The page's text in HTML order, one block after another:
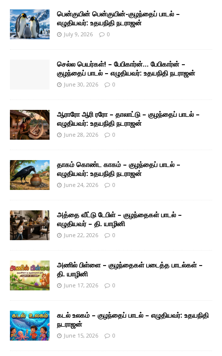
பென்குயின் பென்குயின்-குழந்தைப் பாடல் –
எழுதியவர்: உதயநிதி நடராஜன்
July 9, 2026 0
செல்ல பெயர்கள்! – பேபிகார்ன்… பேபிகார்ன் –
குழந்தைப் பாடல் – எழுதியவர்: உதயநிதி நடராஜன்
June 30, 2026 0
ஆராரோ ஆரி ரரோ – தாலாட்டு – குழந்தைப் பாடல் –
எழுதியவர்: உதயநிதி நடராஜன்
June 28, 2026 0
தாகம் கொண்ட காகம் – குழந்தைப் பாடல் –
எழுதியவர்: உதயநிதி நடராஜன்
June 24, 2026 0
அத்தை வீட்டு டேபிள் – குழந்தைகள் பாடல் –
எழுதியவர் – தி. யாழினி
June 22, 2026 0
அணில் பிள்ளை – குழந்தைகள் படைத்த பாடல்கள் –
தி. யாழினி
June 17, 2026 0
கடல் உலகம் – குழந்தைப் பாடல் – எழுதியவர்: உதயநிதி
நடராஜன்
June 15, 2026 0